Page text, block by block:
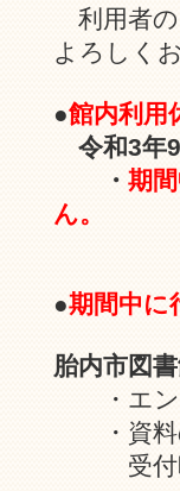
利用者の
よろしく
●館内利用
令和3年
・ 期
ん。
●期間中に
胎内市図
・エン
・資料
受付時